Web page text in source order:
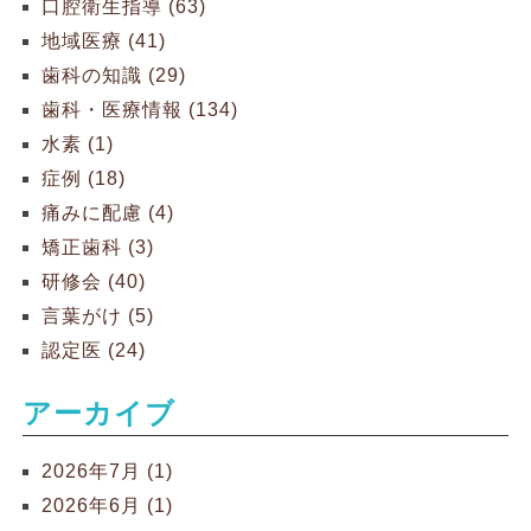
口腔衛生指導 (63)
地域医療 (41)
歯科の知識 (29)
歯科・医療情報 (134)
水素 (1)
症例 (18)
痛みに配慮 (4)
矯正歯科 (3)
研修会 (40)
言葉がけ (5)
認定医 (24)
アーカイブ
2026年7月 (1)
2026年6月 (1)